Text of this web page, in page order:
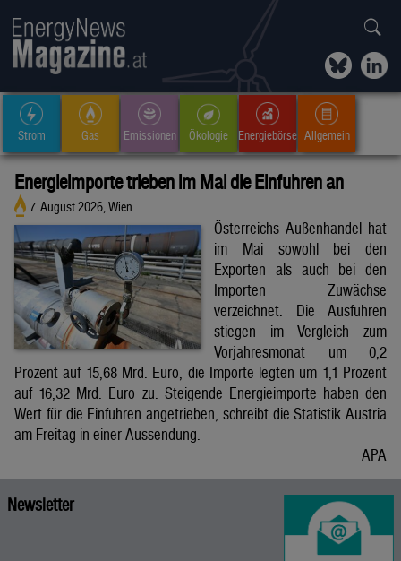
Strom Gas Emissionen Ökologie Energiebörse Allgemein
Energieimporte trieben im Mai die Einfuhren an
7. August 2026, Wien
Österreichs Außenhandel hat
im Mai sowohl bei den
Exporten als auch bei den
Importen Zuwächse
verzeichnet. Die Ausfuhren
stiegen im Vergleich zum
Vorjahresmonat um 0,2
Prozent auf 15,68 Mrd. Euro, die Importe legten um 1,1 Prozent
auf 16,32 Mrd. Euro zu. Steigende Energieimporte haben den
Wert für die Einfuhren angetrieben, schreibt die Statistik Austria
am Freitag in einer Aussendung.
APA
Newsletter